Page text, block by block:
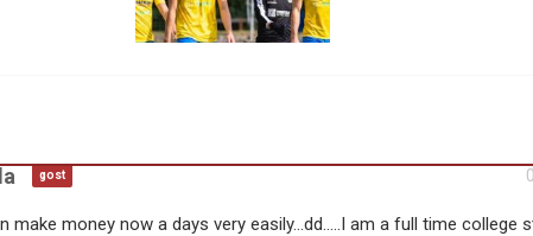
gost
make money now a days very easily...dd.....I am a full time college